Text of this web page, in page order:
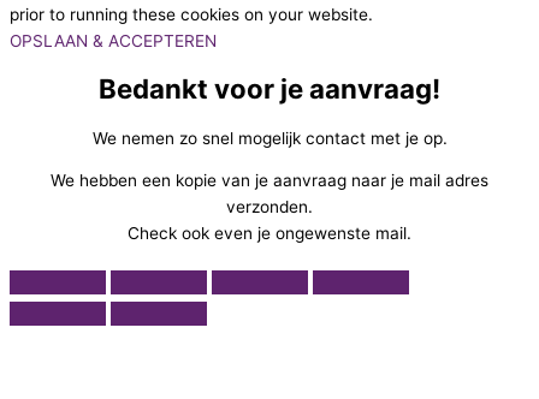
prior to running these cookies on your website.
OPSLAAN & ACCEPTEREN
Bedankt voor je aanvraag!
We nemen zo snel mogelijk contact met je op.
We hebben een kopie van je aanvraag naar je mail adres
verzonden.
Check ook even je ongewenste mail.